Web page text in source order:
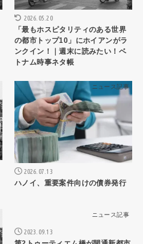
2026.05.20
「最もホスピタリティのある世界
の都市トップ10」にホイアンがラ
ンクイン！｜週末に読みたい！ベ
トナム時事ネタ帳
ニュース記事
2026.07.13
ハノイ、重要案件向けの債券発行
ニュース記事
2023.09.13